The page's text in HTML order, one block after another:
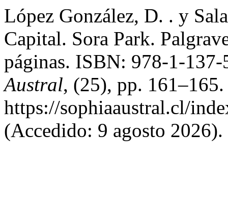
López González, D. . y
Capital. Sora Park.
páginas. ISBN: 978-1-
Austral, (25), pp.
https://sophiaaustral.cl/
(Accedido: 9 agosto 2026).